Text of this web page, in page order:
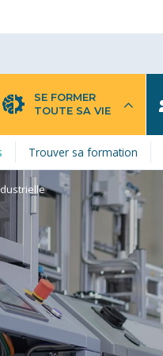
SE FORMER
TOUTE SA VIE
Trouver sa formation